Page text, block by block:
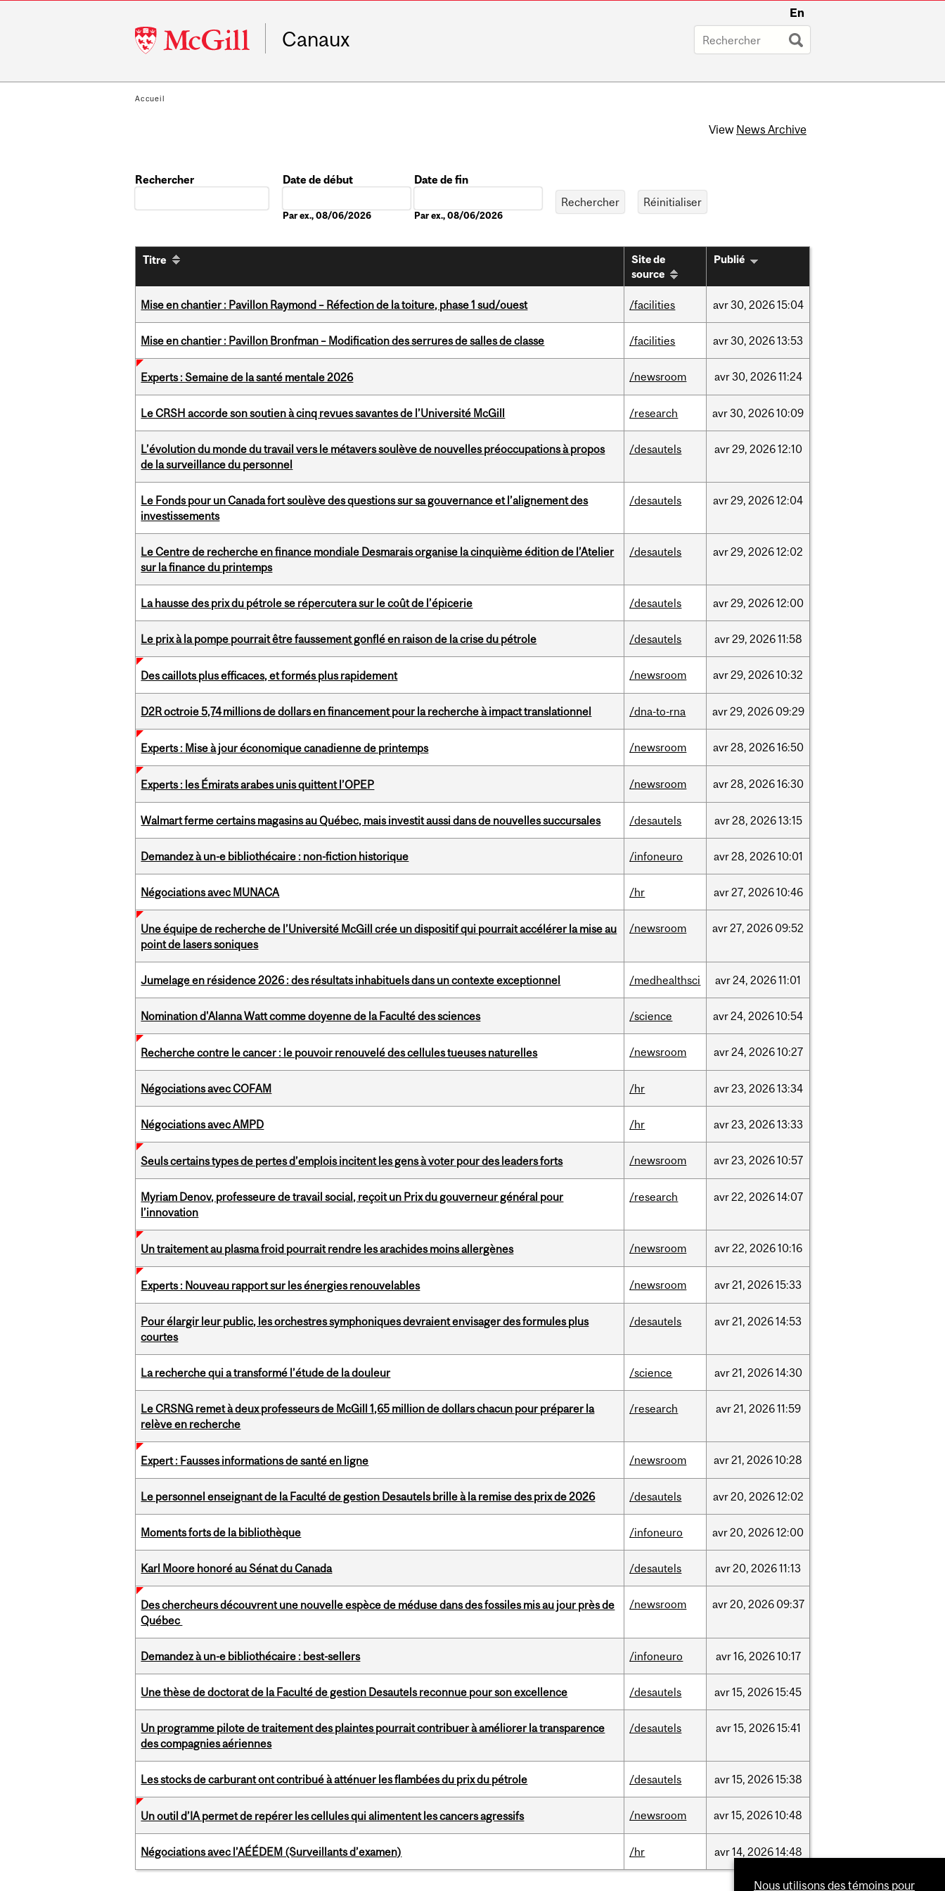
McGill
University
En
Canaux
Accueil
View News Archive
Rechercher
Date de début
Par ex., 08/06/2026
Date de fin
Par ex., 08/06/2026
Titre
Site de
source
Publié
Mise en chantier : Pavillon Raymond – Réfection de la toiture, phase 1 sud/ouest /facilities avr30, 202615:04
Mise en chantier : Pavillon Bronfman – Modification des serrures de salles de classe /facilities avr30, 202613:53
Experts : Semaine de la santé mentale 2026 /newsroom avr30, 202611:24
Le CRSH accorde son soutien à cinq revues savantes de l’Université McGill /research avr30, 202610:09
L’évolution du monde du travail vers le métavers soulève de nouvelles préoccupations à propos
de la surveillance du personnel
/desautels avr29, 202612:10
Le Fonds pour un Canada fort soulève des questions sur sa gouvernance et l’alignement des
investissements
/desautels avr29, 202612:04
Le Centre de recherche en finance mondiale Desmarais organise la cinquième édition de l’Atelier
sur la finance du printemps
/desautels avr29, 202612:02
La hausse des prix du pétrole se répercutera sur le coût de l’épicerie /desautels avr29, 202612:00
Le prix à la pompe pourrait être faussement gonflé en raison de la crise du pétrole /desautels avr29, 202611:58
Des caillots plus efficaces, et formés plus rapidement /newsroom avr29, 202610:32
D2R octroie 5,74 millions de dollars en financement pour la recherche à impact translationnel /dna-to-rna avr29, 2026 09:29
Experts : Mise à jour économique canadienne de printemps /newsroom avr28, 202616:50
Experts : les Émirats arabes unis quittent l’OPEP /newsroom avr28, 202616:30
Walmart ferme certains magasins au Québec, mais investit aussi dans de nouvelles succursales /desautels avr28, 202613:15
Demandez à un-e bibliothécaire : non-fiction historique /infoneuro avr28, 202610:01
Négociations avec MUNACA /hr avr27, 202610:46
Une équipe de recherche de l’Université McGill crée un dispositif qui pourrait accélérer la mise au
point de lasers soniques
/newsroom avr27, 2026 09:52
Jumelage en résidence 2026 : des résultats inhabituels dans un contexte exceptionnel /medhealthsci avr24, 202611:01
Nomination d'Alanna Watt comme doyenne de la Faculté des sciences /science avr24, 202610:54
Recherche contre le cancer : le pouvoir renouvelé des cellules tueuses naturelles /newsroom avr24, 202610:27
Négociations avec COFAM /hr avr23, 202613:34
Négociations avec AMPD /hr avr23, 202613:33
Seuls certains types de pertes d’emplois incitent les gens à voter pour des leaders forts /newsroom avr23, 202610:57
Myriam Denov, professeure de travail social, reçoit un Prix du gouverneur général pour
l’innovation
/research avr22, 202614:07
Un traitement au plasma froid pourrait rendre les arachides moins allergènes /newsroom avr22, 202610:16
Experts : Nouveau rapport sur les énergies renouvelables /newsroom avr21, 202615:33
Pour élargir leur public, les orchestres symphoniques devraient envisager des formules plus
courtes
/desautels avr21, 202614:53
La recherche qui a transformé l’étude de la douleur /science avr21, 202614:30
Le CRSNG remet à deux professeurs de McGill 1,65 million de dollars chacun pour préparer la
relève en recherche
/research avr21, 202611:59
Expert : Fausses informations de santé en ligne /newsroom avr21, 202610:28
Le personnel enseignant de la Faculté de gestion Desautels brille à la remise des prix de 2026 /desautels avr20, 202612:02
Moments forts de la bibliothèque /infoneuro avr20, 202612:00
Karl Moore honoré au Sénat du Canada /desautels avr20, 202611:13
Des chercheurs découvrent une nouvelle espèce de méduse dans des fossiles mis au jour près de
Québec
/newsroom avr20, 2026 09:37
Demandez à un-e bibliothécaire : best-sellers /infoneuro avr16, 202610:17
Une thèse de doctorat de la Faculté de gestion Desautels reconnue pour son excellence /desautels avr15, 202615:45
Un programme pilote de traitement des plaintes pourrait contribuer à améliorer la transparence
des compagnies aériennes
/desautels avr15, 202615:41
Les stocks de carburant ont contribué à atténuer les flambées du prix du pétrole /desautels avr15, 202615:38
Un outil d’IA permet de repérer les cellules qui alimentent les cancers agressifs /newsroom avr15, 202610:48
Négociations avec l’AÉÉDEM (Surveillants d’examen) /hr avr14, 202614:48
Nous utilisons des témoins pour